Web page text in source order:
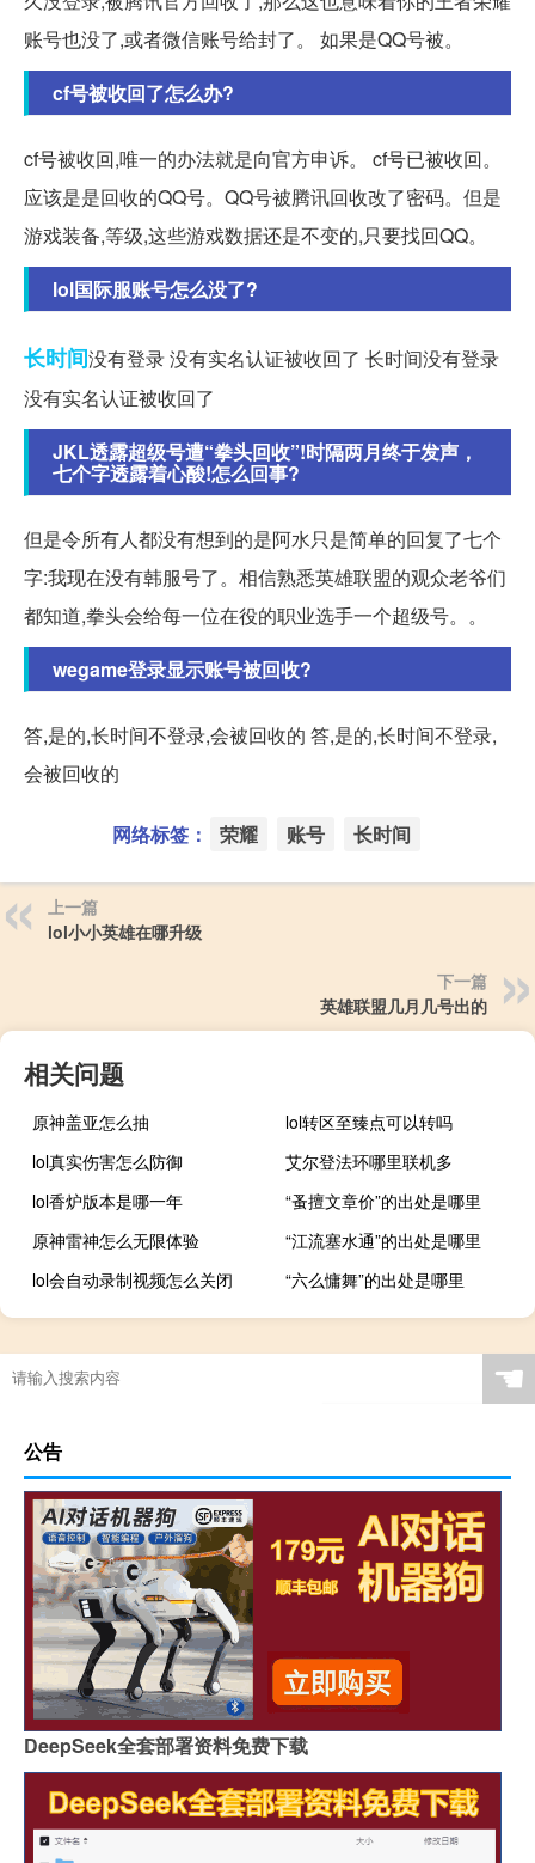
账号也没了,或者微信账号给封了。 如果是QQ号被。
cf号被收回了怎么办?
cf号被收回,唯一的办法就是向官方申诉。 cf号已被收回。
应该是是回收的QQ号。QQ号被腾讯回收改了密码。但是
游戏装备,等级,这些游戏数据还是不变的,只要找回QQ。
lol国际服账号怎么没了?
长时间没有登录 没有实名认证被收回了 长时间没有登录
没有实名认证被收回了
JKL透露超级号遭“拳头回收”!时隔两月终于发声，
七个字透露着心酸!怎么回事?
但是令所有人都没有想到的是阿水只是简单的回复了七个
字:我现在没有韩服号了。相信熟悉英雄联盟的观众老爷们
都知道,拳头会给每一位在役的职业选手一个超级号。。
wegame登录显示账号被回收?
答,是的,长时间不登录,会被回收的 答,是的,长时间不登录,
会被回收的
网络标签： 荣耀 账号 长时间
上一篇
lol小小英雄在哪升级
下一篇
英雄联盟几月几号出的
相关问题
原神盖亚怎么抽
lol转区至臻点可以转吗
lol真实伤害怎么防御
艾尔登法环哪里联机多
lol香炉版本是哪一年
“蚤擅文章价”的出处是哪里
原神雷神怎么无限体验
“江流塞水通”的出处是哪里
lol会自动录制视频怎么关闭
“六么慵舞”的出处是哪里
☚
公告
DeepSeek全套部署资料免费下载